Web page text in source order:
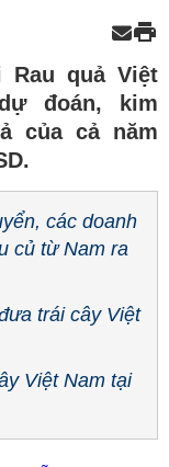
Rau quả Việt
đoán, kim
của cả năm
các doanh
củ từ Nam ra
trái cây Việt
Việt Nam tại